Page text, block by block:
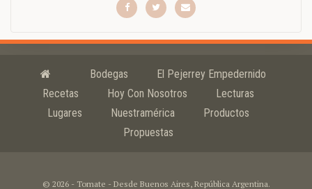
Bodegas
El Pejerrey Empedernido
Recetas
Hoy Con Nosotros
Lecturas
Lugares
Nuestramérica
Productos
Propuestas
© 2026 - Tomate - Desde Buenos Aires, República Argentina.